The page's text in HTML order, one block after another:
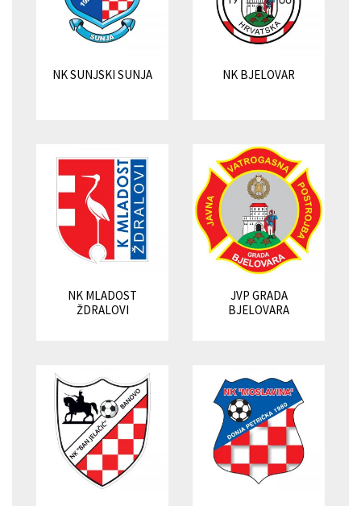
NK SUNJSKI SUNJA NK BJELOVAR
NK MLADOST
ŽDRALOVI
JVP GRADA
BJELOVARA